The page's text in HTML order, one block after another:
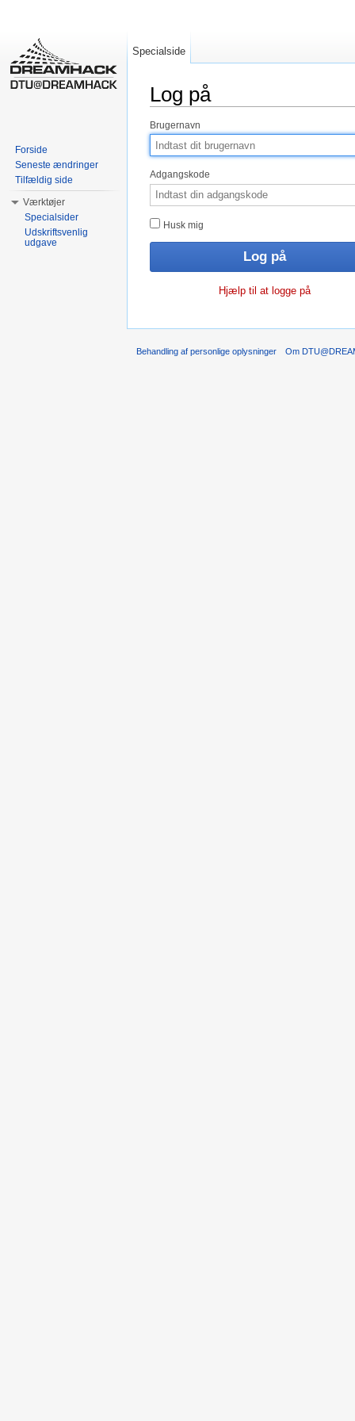
Log på
Brugernavn
Adgangskode
Husk mig
Hjælp til at logge på
Specialside
Forside
Seneste ændringer
Tilfældig side
Værktøjer
Specialsider
Udskriftsvenlig
udgave
Behandling af personlige oplysninger Om